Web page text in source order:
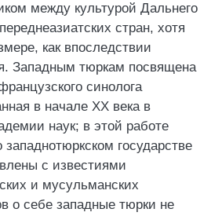
между культурой Дальнего
стран, хотя
как впоследствии
Западным тюркам посвящена
синолога
в начале XX века в
наук; в этой работе
западнотюркском государстве
с известиями
и мусульманских
о себе западные тюрки не